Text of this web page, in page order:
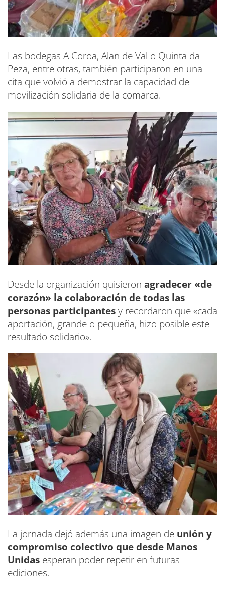
Las bodegas A Coroa, Alan de Val o Quinta da
Peza, entre otras, también participaron en una
cita que volvió a demostrar la capacidad de
movilización solidaria de la comarca.
Desde la organización quisieron agradecer «de
corazón» la colaboración de todas las
personas participantesy recordaron que «cada
aportación, grande o pequeña, hizo posible este
resultado solidario».
La jornada dejó además una imagen de unión y
compromiso colectivo que desde Manos
Unidas esperan poder repetir en futuras
ediciones.